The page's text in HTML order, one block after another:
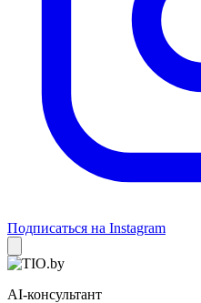
Подписаться на Instagram
AI-консультант